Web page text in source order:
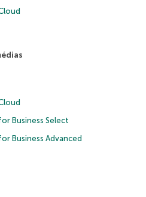
Business Select
Business Advanced